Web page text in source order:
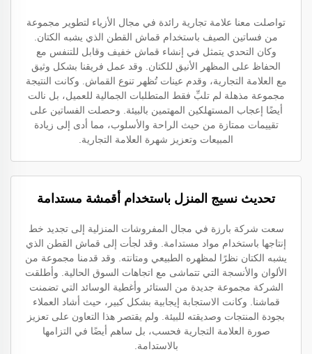
تواصلت معنا علامة تجارية رائدة في مجال الأزياء لتطوير مجموعة
من فساتين الصيف باستخدام قماش القطن الذي يشبه الكتان.
وكان التحدي يتمثل في إنشاء قماش خفيف وقابل للتنفس مع
الحفاظ على المظهر الأنيق للكتان. وقد عمل فريقنا بشكل وثيق
مع العلامة التجارية، وقدم عينات تُظهر تنوع القماش. وكانت النتيجة
مجموعة مذهلة لم تلبِّ فقط المتطلبات الجمالية للعميل، بل نالت
أيضًا إعجاب المستهلكين المهتمين بالبيئة. وحصلت الفساتين على
تقييمات ممتازة من حيث الراحة والأسلوب، مما أدى إلى زيادة
المبيعات وتعزيز شهرة العلامة التجارية.
تحديث نسيج المنزل باستخدام أقمشة مستدامة
سعت شركة بارزة في مجال المفروشات المنزلية إلى تجديد خط
إنتاجها باستخدام مواد مستدامة. وقد لجأت إلى قماش القطن الذي
يشبه الكتان نظرًا لمظهره الطبيعي ومتانته. وقد قدمنا مجموعة من
الألوان والأنسجة التي تتماشى مع اتجاهات السوق الحالية. وأطلقت
الشركة مجموعة جديدة من الستائر وأغطية الوسائد التي تضمنت
قماشنا. وكانت الاستجابة إيجابية بشكل كبير، حيث أشاد العملاء
بجودة المنتجات وصديقته للبيئة. ولم يقتصر هذا التعاون على تعزيز
صورة العلامة التجارية فحسب، بل ساهم أيضًا في التزامها
بالاستدامة.